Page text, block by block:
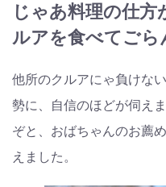
じゃあ料理の仕方
ルアを食べてごら
他所のクルアにゃ負けな
勢に、自信のほどが伺え
ぞと、おばちゃんのお薦
えました。